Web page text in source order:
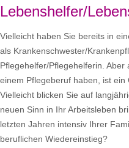
Lebenshelfer/
Vielleicht haben Sie bereits in
als Krankenschwester/
Pflegehelfer/Pflegehelferin.
einem Pflegeberuf haben, ist ein
Vielleicht blicken Sie auf
neuen Sinn in Ihr Arbeitsleben
letzten Jahren intensiv Ihrer
beruflichen Wiedereinstieg?